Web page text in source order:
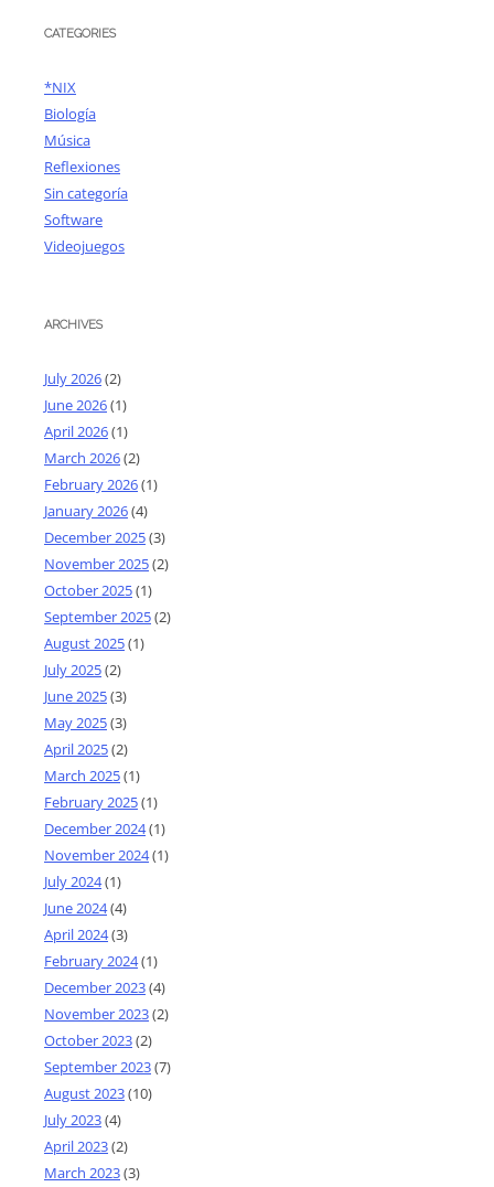
CATEGORIES
*NIX
Biología
Música
Reflexiones
Sin categoría
Software
Videojuegos
ARCHIVES
July 2026(2)
June 2026(1)
April 2026(1)
March 2026(2)
February 2026(1)
January 2026(4)
December 2025(3)
November 2025(2)
October 2025(1)
September 2025(2)
August 2025(1)
July 2025(2)
June 2025(3)
May 2025(3)
April 2025(2)
March 2025(1)
February 2025(1)
December 2024(1)
November 2024(1)
July 2024(1)
June 2024(4)
April 2024(3)
February 2024(1)
December 2023(4)
November 2023(2)
October 2023(2)
September 2023(7)
August 2023(10)
July 2023(4)
April 2023(2)
March 2023(3)